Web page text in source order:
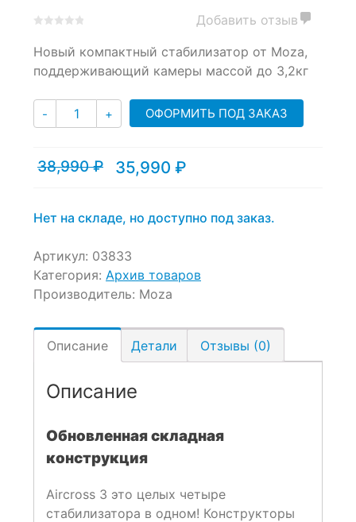
out
based
ratings
Добавить отзыв
Новый компактный стабилизатор от Moza,
поддерживающий камеры массой до 3,2кг
- Количество
+ ОФОРМИТЬ ПОД ЗАКАЗ
38,990₽
Первоначальная
38,990 ₽.
35,990 ₽
Текущая
Нет на складе, но доступно под заказ.
Артикул: 03833
Категория: Архив товаров
Производитель: Moza
Описание Детали Отзывы (0)
Описание
Обновленная складная
конструкция
Aircross 3 это целых четыре
стабилизатора в одном! Конструкторы